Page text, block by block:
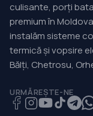
culisante, porți
premium în
instalăm sisteme
termică și vopsire
Bălți, Chetrosu,
URMĂREȘTE-NE